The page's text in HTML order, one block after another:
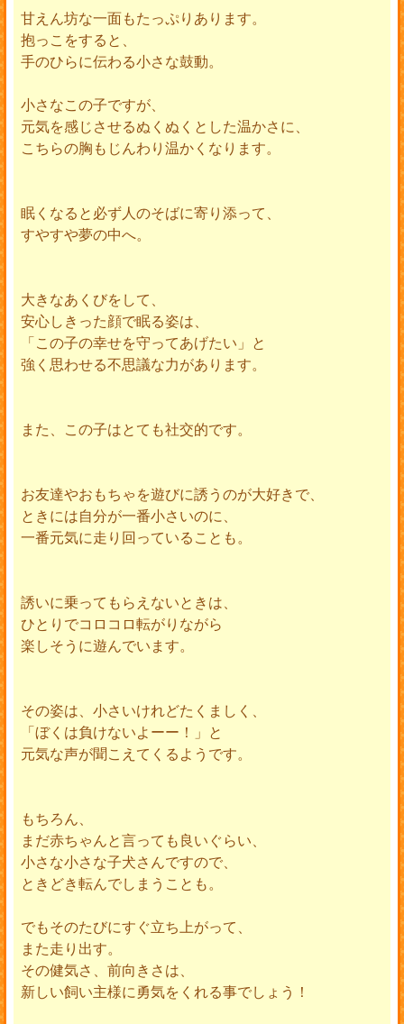
甘えん坊な一面もたっぷりあります。
抱っこをすると、
手のひらに伝わる小さな鼓動。
小さなこの子ですが、
元気を感じさせるぬくぬくとした温かさに、
こちらの胸もじんわり温かくなります。
眠くなると必ず人のそばに寄り添って、
すやすや夢の中へ。
大きなあくびをして、
安心しきった顔で眠る姿は、
「この子の幸せを守ってあげたい」と
強く思わせる不思議な力があります。
また、この子はとても社交的です。
お友達やおもちゃを遊びに誘うのが大好きで、
ときには自分が一番小さいのに、
一番元気に走り回っていることも。
誘いに乗ってもらえないときは、
ひとりでコロコロ転がりながら
楽しそうに遊んでいます。
その姿は、小さいけれどたくましく、
「ぼくは負けないよーー！」と
元気な声が聞こえてくるようです。
もちろん、
まだ赤ちゃんと言っても良いぐらい、
小さな小さな子犬さんですので、
ときどき転んでしまうことも。
でもそのたびにすぐ立ち上がって、
また走り出す。
その健気さ、前向きさは、
新しい飼い主様に勇気をくれる事でしょう！